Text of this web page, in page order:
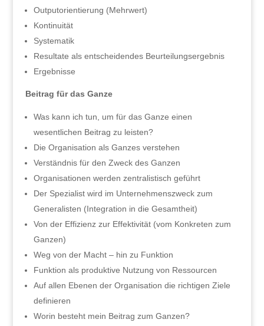
Outputorientierung (Mehrwert)
Kontinuität
Systematik
Resultate als entscheidendes Beurteilungsergebnis
Ergebnisse
Beitrag für das Ganze
Was kann ich tun, um für das Ganze einen
wesentlichen Beitrag zu leisten?
Die Organisation als Ganzes verstehen
Verständnis für den Zweck des Ganzen
Organisationen werden zentralistisch geführt
Der Spezialist wird im Unternehmenszweck zum
Generalisten (Integration in die Gesamtheit)
Von der Effizienz zur Effektivität (vom Konkreten zum
Ganzen)
Weg von der Macht – hin zu Funktion
Funktion als produktive Nutzung von Ressourcen
Auf allen Ebenen der Organisation die richtigen Ziele
definieren
Worin besteht mein Beitrag zum Ganzen?